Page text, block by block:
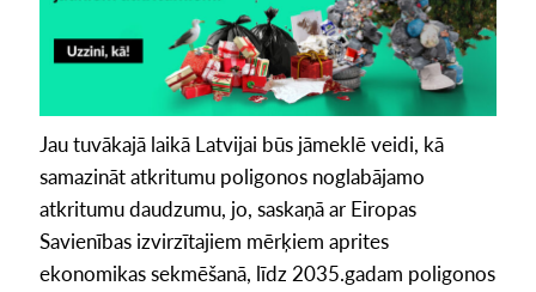
Jau tuvākajā laikā Latvijai būs jāmeklē veidi, kā
samazināt atkritumu poligonos noglabājamo
atkritumu daudzumu, jo, saskaņā ar Eiropas
Savienības izvirzītajiem mērķiem aprites
ekonomikas sekmēšanā, līdz 2035.gadam poligonos